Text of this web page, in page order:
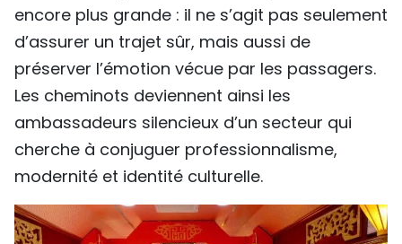
encore plus grande : il ne s’agit pas seulement
d’assurer un trajet sûr, mais aussi de
préserver l’émotion vécue par les passagers.
Les cheminots deviennent ainsi les
ambassadeurs silencieux d’un secteur qui
cherche à conjuguer professionnalisme,
modernité et identité culturelle.